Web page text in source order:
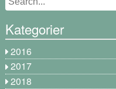
Kategorier
2016
2017
2018